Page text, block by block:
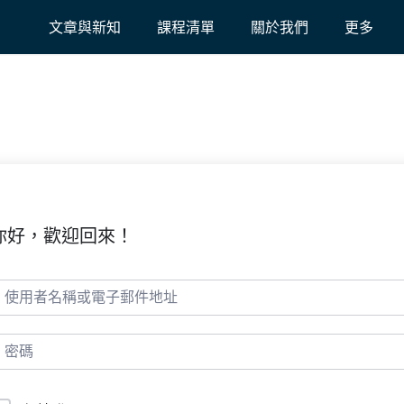
文章與新知 課程清單 關於我們 更多
好，歡迎回來！